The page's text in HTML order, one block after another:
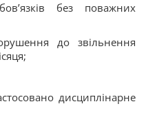
без поважних
до звільнення
дисциплінарне